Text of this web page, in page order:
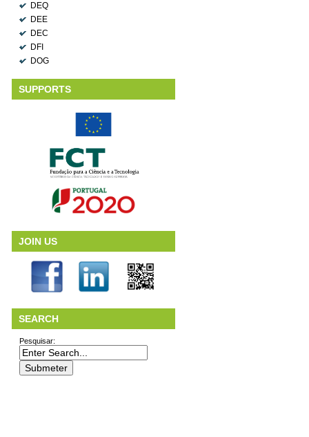
DEQ
DEE
DEC
DFI
DOG
SUPPORTS
JOIN US
SEARCH
Pesquisar: